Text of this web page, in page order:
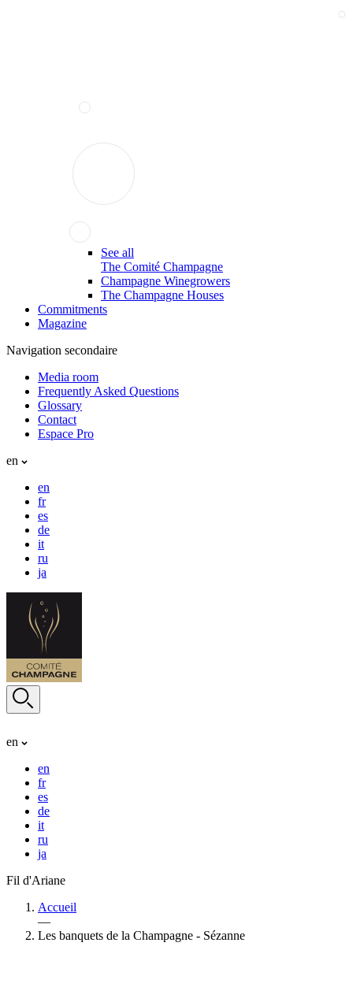
See all
The Comité Champagne
Champagne Winegrowers
The Champagne Houses
Commitments
Magazine
Navigation secondaire
Media room
Frequently Asked Questions
Glossary
Contact
Espace Pro
en
en
fr
es
de
it
ru
ja
en
en
fr
es
de
it
ru
ja
Fil d'Ariane
Accueil
—
Les banquets de la Champagne - Sézanne